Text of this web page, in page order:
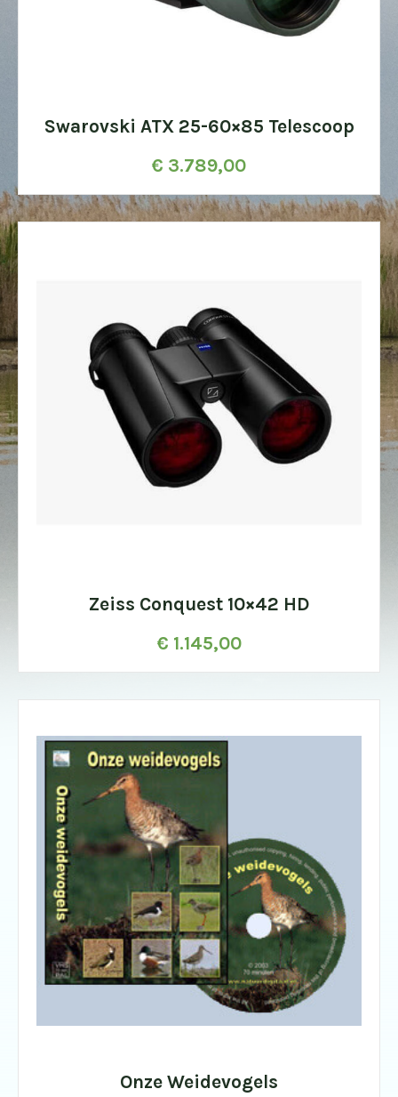
Swarovski ATX 25-60×85 Telescoop
€ 3.789,00
Zeiss Conquest 10×42 HD
€ 1.145,00
Onze Weidevogels